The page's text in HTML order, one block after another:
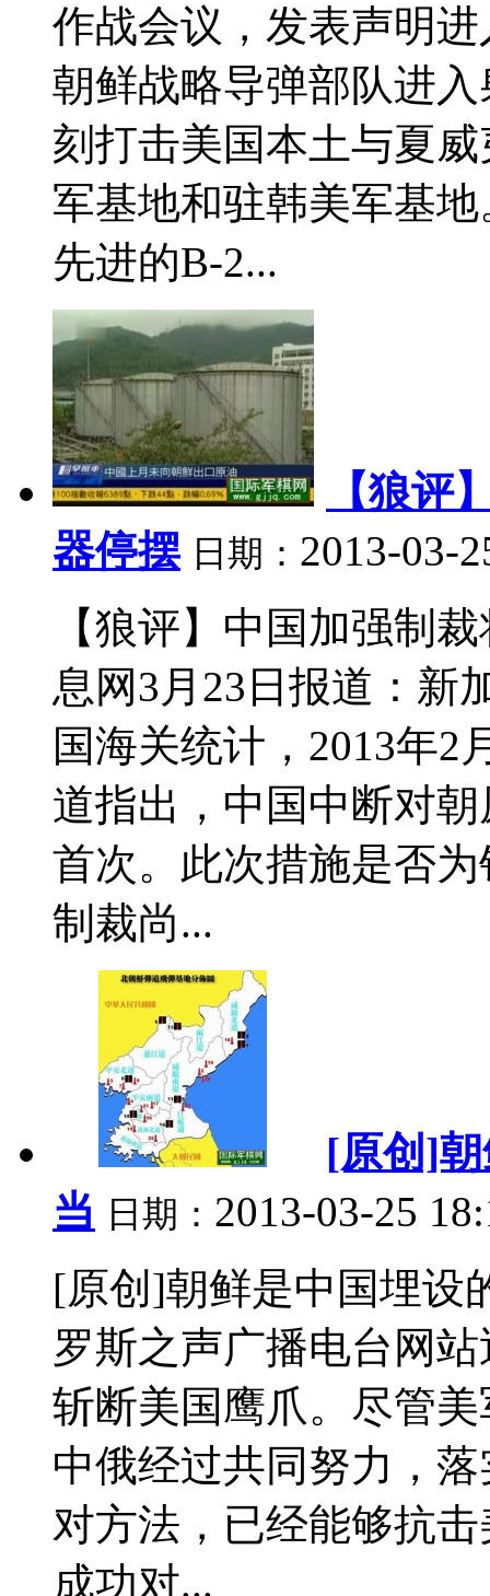
作战会议，发表声明
朝鲜战略导弹部队进
刻打击美国本土与夏
军基地和驻韩美军基
先进的B-2...
【狼评
器停摆 日期： 2013-03-
【狼评】中国加强制
息网3月23日报道：新
国海关统计，2013年2
道指出，中国中断对
首次。此次措施是否
制裁尚...
[原创]
当 日期： 2013-03-25
[原创]朝鲜是中国埋设
罗斯之声广播电台网
斩断美国鹰爪。尽管
中俄经过共同努力，
对方法，已经能够抗
成功对...